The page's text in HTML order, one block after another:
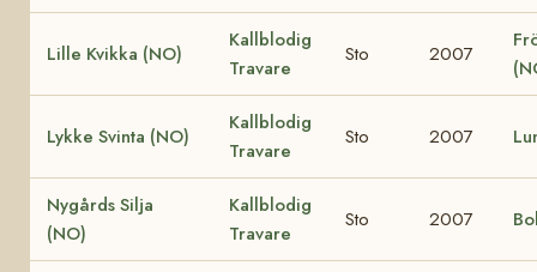
Lille Kvikka (NO)
Kallblodig
Travare
Sto 2007
Lykke Svinta (NO)
Kallblodig
Travare
Sto 2007
Nygårds Silja
(NO)
Kallblodig
Travare
Sto 2007